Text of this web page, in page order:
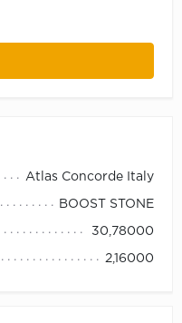
Atlas Concorde Italy
BOOST STONE
30,78000
2,16000